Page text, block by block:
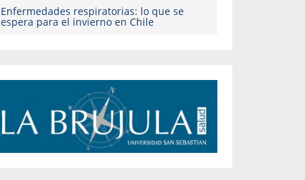
Enfermedades respiratorias: lo que se
espera para el invierno en Chile